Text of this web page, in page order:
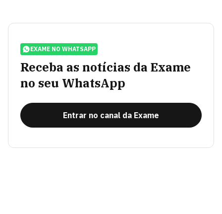
EXAME NO WHATSAPP
Receba as notícias da Exame
no seu WhatsApp
Entrar no canal da Exame